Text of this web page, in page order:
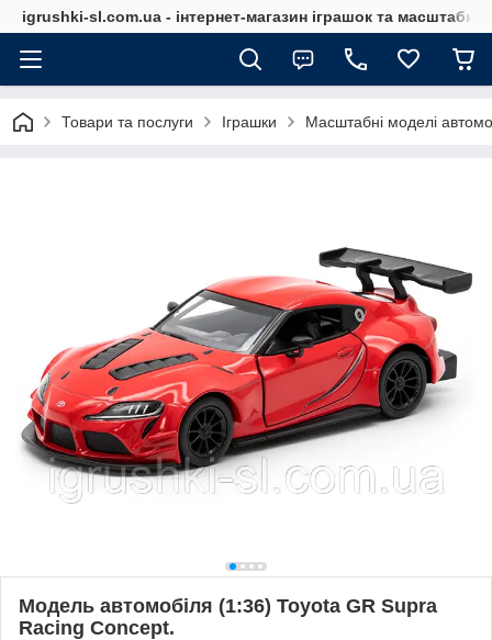
igrushki-sl.com.ua - інтернет-магазин іграшок та
Товари та послуги Іграшки Масштабні моделі
Модель автомобіля (1:36) Toyota GR Supra
Racing Concept.